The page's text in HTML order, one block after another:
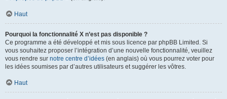
Haut
Pourquoi la fonctionnalité X n’est pas disponible ?
Ce programme a été développé et mis sous licence par phpBB Limited. Si
vous souhaitez proposer l’intégration d’une nouvelle fonctionnalité, veuillez
vous rendre sur notre centre d’idées (en anglais) où vous pourrez voter pour
les idées soumises par d’autres utilisateurs et suggérer les vôtres.
Haut